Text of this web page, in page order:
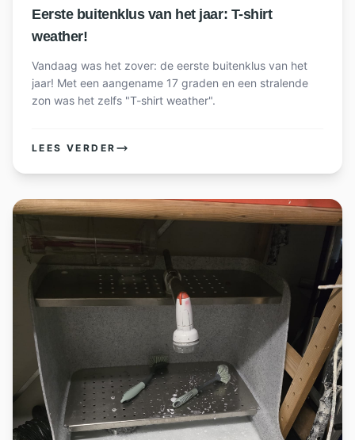
Eerste buitenklus van het jaar: T-shirt
weather!
Vandaag was het zover: de eerste buitenklus van het
jaar! Met een aangename 17 graden en een stralende
zon was het zelfs "T-shirt weather".
LEES VERDER